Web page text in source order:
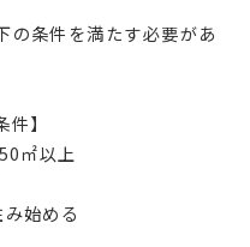
の条件を満たす必要があ
】
㎡以上
始める